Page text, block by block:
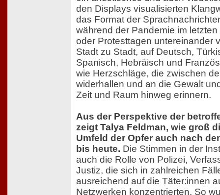
den Displays visualisierten
das Format der
während der Pandemie im
oder Protesttagen untereinander
Stadt zu Stadt, auf Deutsch,
Spanisch, Hebräisch und
wie Herzschläge, die zwischen
widerhallen und an die Gewalt
Zeit und Raum hinweg erinnern.
Aus der Perspektive der
zeigt Talya Feldman, wie groß
Umfeld der Opfer auch nach
bis heute. Die Stimmen in der
auch die Rolle von Polizei,
Justiz, die sich in zahlreichen
ausreichend auf die Täter:innen
Netzwerken konzentrierten. So